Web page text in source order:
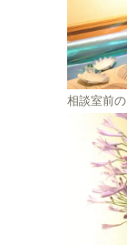
相談室前